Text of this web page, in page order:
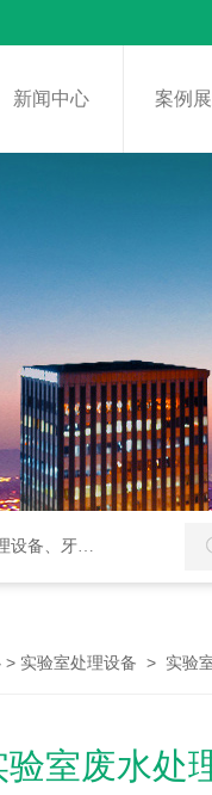
新闻中心 案例
氯酸发生器
> 实验室处理设备 > 实验
室废水处